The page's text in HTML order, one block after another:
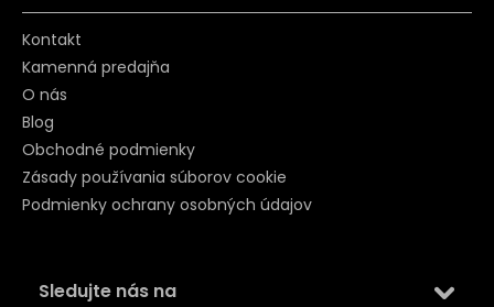
Kontakt
Kamenná predajňa
O nás
Blog
Obchodné podmienky
Zásady používania súborov cookie
Podmienky ochrany osobných údajov
Sledujte nás na